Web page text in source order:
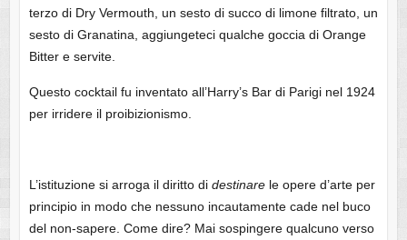
terzo di Dry Vermouth, un sesto di succo di limone filtrato, un
sesto di Granatina, aggiungeteci qualche goccia di Orange
Bitter e servite.
Questo cocktail fu inventato all’Harry’s Bar di Parigi nel 1924
per irridere il proibizionismo.
L’istituzione si arroga il diritto di destinarele opere d’arte per
principio in modo che nessuno incautamente cade nel buco
del non-sapere. Come dire? Mai sospingere qualcuno verso